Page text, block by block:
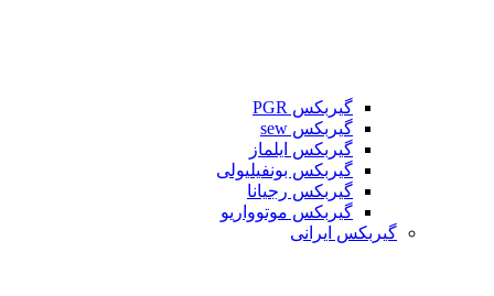
گیربکس PGR
گیربکس sew
گیربکس ایلماز
گیربکس بونفیلیولی
گیربکس رجیانا
گیربکس موتوواریو
گیربکس ایرانی